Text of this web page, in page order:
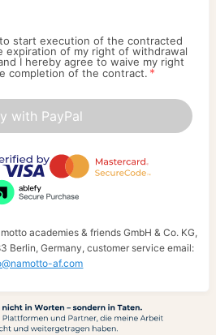
start execution of the contracted
expiration of my right of withdrawal
I hereby agree to waive my right
completion of the contract. *
with PayPal
academies & friends GmbH & Co. KG,
Berlin, Germany, customer service email:
af.com